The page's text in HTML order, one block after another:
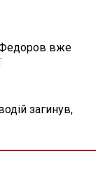
Федоров вже
загинув,